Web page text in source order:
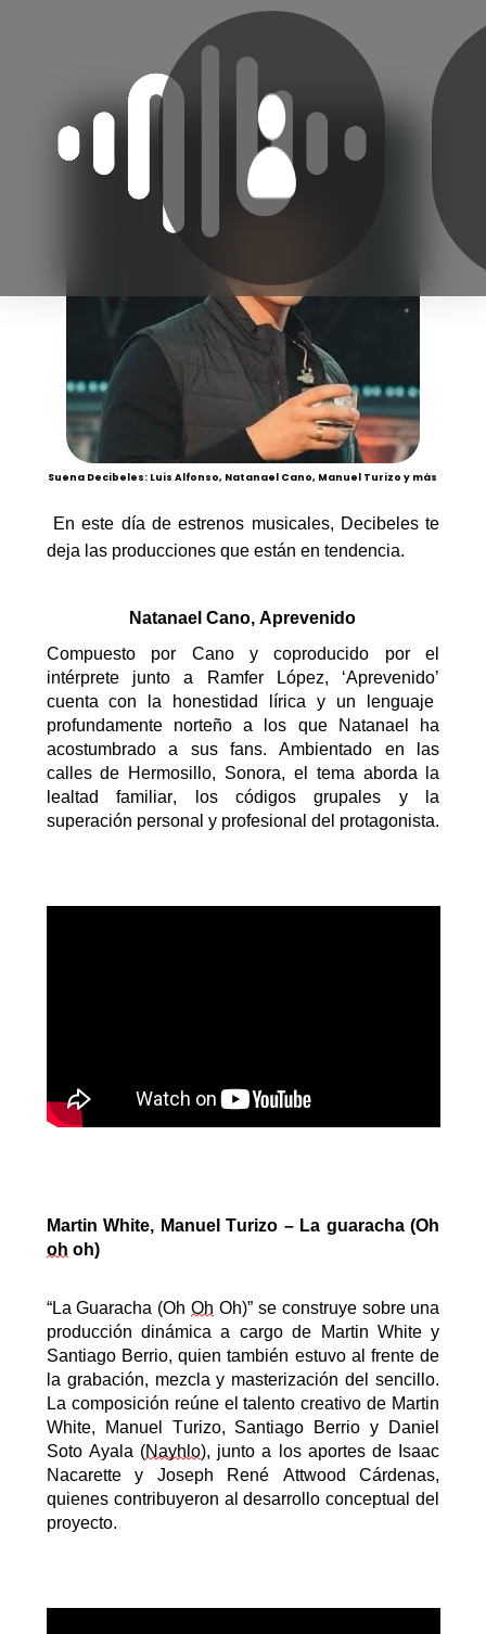
Suena Decibeles: Luis Alfonso, Natanael Cano, Manuel Turizo y más
En este día de estrenos musicales, Decibeles te
deja las producciones que están en tendencia.
Natanael Cano, Aprevenido
Compuesto por Cano y coproducido por el
intérprete junto a
RamferLópez, ‘Aprevenido’
cuenta con la honestidad lírica y un lenguaje
profundamente norteño a los que
Natanael
ha
acostumbrado a sus fans. Ambientado en las
calles de Hermosillo, Sonora, el tema aborda la
lealtad familiar, los códigos grupales y la
superación personal y profesional del protagonista.
Martin White, ManuelTurizo – La guaracha (Oh
oh oh)
“La Guaracha (OhOh Oh)” se construye sobre una
producción dinámica a cargo de Martin White y
Santiago Berrio, quien también estuvo al frente de
la grabación, mezcla y masterización del sencillo.
La composición reúne el talento creativo de Martin
White, Manuel Turizo, Santiago Berrio y Daniel
Soto Ayala (Nayhlo), junto a los aportes de Isaac
Nacarettey Joseph René Attwood
Cárdenas,
quienes contribuyeron al desarrollo conceptual del
proyecto.